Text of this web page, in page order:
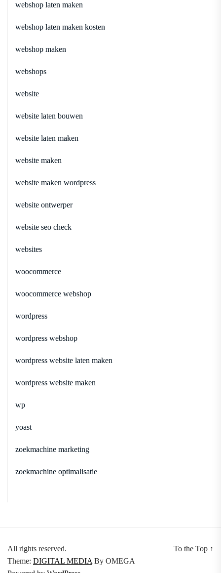
webshop laten maken
webshop laten maken kosten
webshop maken
webshops
website
website laten bouwen
website laten maken
website maken
website maken wordpress
website ontwerper
website seo check
websites
woocommerce
woocommerce webshop
wordpress
wordpress webshop
wordpress website laten maken
wordpress website maken
wp
yoast
zoekmachine marketing
zoekmachine optimalisatie
All rights reserved.
Theme: DIGITAL MEDIA By OMEGA
To the Top ↑